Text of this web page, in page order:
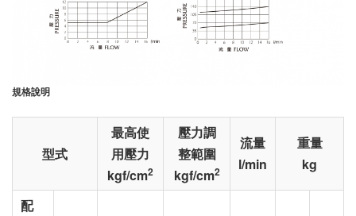
規格說明
型式
最高使
用壓力
kgf/cm2
壓力調
整範圍
kgf/cm2
流量
l/min
重量
kg
配